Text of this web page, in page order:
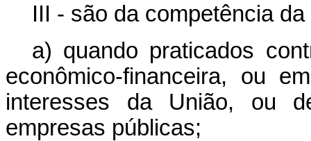
III - são da competência
a) quando praticados
econômico-financeira, ou
interesses da União, ou
empresas públicas;